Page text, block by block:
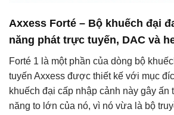
Axxess Forté – Bộ khuếch đại
năng phát trực tuyến, DAC và
Forté 1 là một phần của dòng bộ
tuyến Axxess được thiết kế với mục
khuếch đại cấp nhập cảnh này gây
năng to lớn của nó, vì nó vừa là bộ